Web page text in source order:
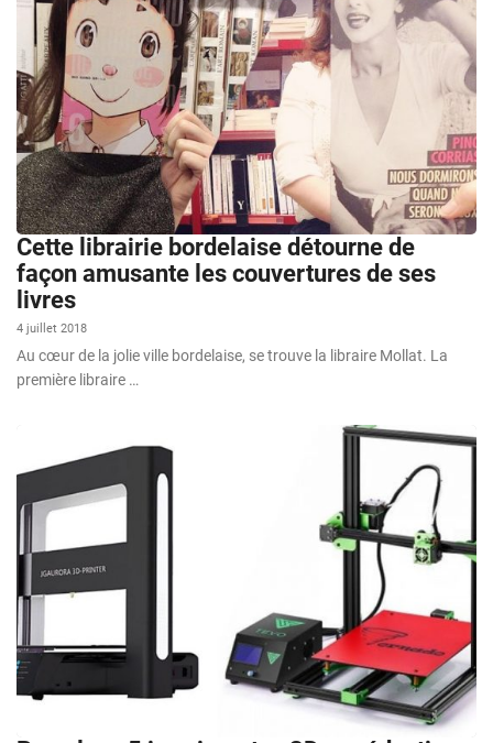
Cette librairie bordelaise détourne de
façon amusante les couvertures de ses
livres
4 juillet 2018
Au cœur de la jolie ville bordelaise, se trouve la libraire Mollat. La
première libraire …